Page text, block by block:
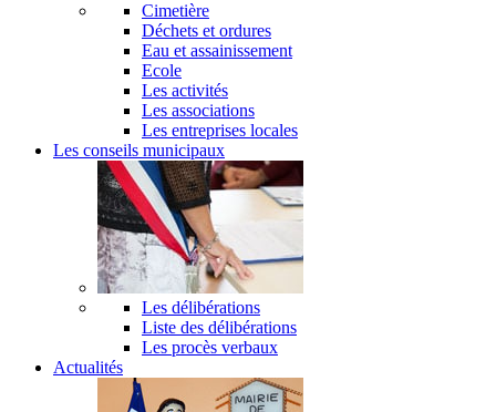
Cimetière
Déchets et ordures
Eau et assainissement
Ecole
Les activités
Les associations
Les entreprises locales
Les conseils municipaux
Les délibérations
Liste des délibérations
Les procès verbaux
Actualités